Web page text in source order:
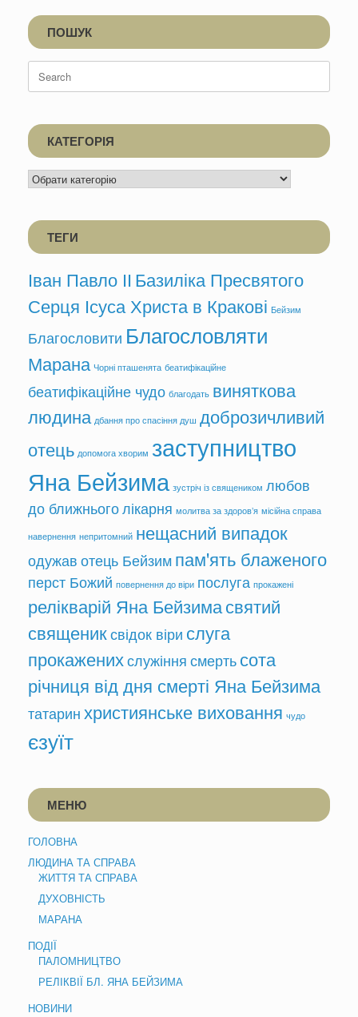
ПОШУК
Search
for:
КАТЕГОРІЯ
КАТЕГОРІЯ
ТЕГИ
Іван Павло ІІ Базиліка Пресвятого
Серця Ісуса Христа в Кракові Бейзим
Благословити Благословляти
Марана Чорні пташенята беатифікаційне
беатифікаційне чудо благодать виняткова
людина дбання про спасіння душ доброзичливий
отець допомога хворим заступництво
Яна Бейзима зустріч із священиком любов
до ближньоголікарня молитва за здоров’я місійна справа
навернення непритомний нещасний випадок
одужав отець Бейзим пам'ять блаженого
перст Божий повернення до віри послуга прокажені
релікварій Яна Бейзимасвятий
священиксвідок віри слуга
прокаженихслужіння смерть сота
річниця від дня смерті Яна Бейзима
татарин християнське виховання чудо
єзуїт
МЕНЮ
ГОЛОВНА
ЛЮДИНА ТА СПРАВА
ЖИТТЯ ТА СПРАВА
ДУХОВНІСТЬ
МАРАНА
ПОДІЇ
ПАЛОМНИЦТВО
РЕЛІКВІЇ БЛ. ЯНА БЕЙЗИМА
НОВИНИ